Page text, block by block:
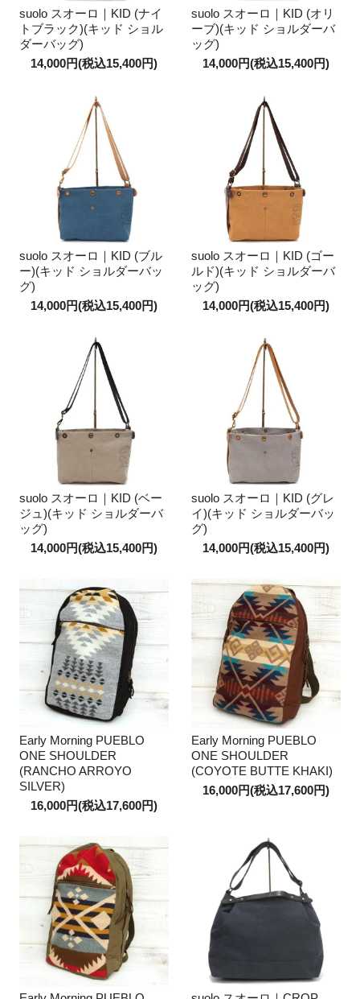
suolo スオーロ｜KID (ナイ
トブラック)(キッド ショル
ダーバッグ)
14,000円(税込15,400円)
suolo スオーロ｜KID (オリ
ーブ)(キッド ショルダーバ
ッグ)
14,000円(税込15,400円)
suolo スオーロ｜KID (ブル
ー)(キッド ショルダーバッ
グ)
14,000円(税込15,400円)
suolo スオーロ｜KID (ゴー
ルド)(キッド ショルダーバ
ッグ)
14,000円(税込15,400円)
suolo スオーロ｜KID (ベー
ジュ)(キッド ショルダーバ
ッグ)
14,000円(税込15,400円)
suolo スオーロ｜KID (グレ
イ)(キッド ショルダーバッ
グ)
14,000円(税込15,400円)
Early Morning PUEBLO
ONE SHOULDER
(RANCHO ARROYO
SILVER)
16,000円(税込17,600円)
Early Morning PUEBLO
ONE SHOULDER
(COYOTE BUTTE KHAKI)
16,000円(税込17,600円)